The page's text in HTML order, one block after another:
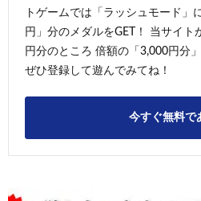
トゲームでは「ラッシュモード」
円」分のメダルをGET！ 当サイト
円分のところ 倍額の「3,000円分
ぜひ登録して遊んでみてね！
今すぐ無料で